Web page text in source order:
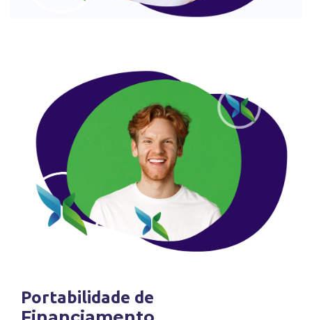
Portabilidade de